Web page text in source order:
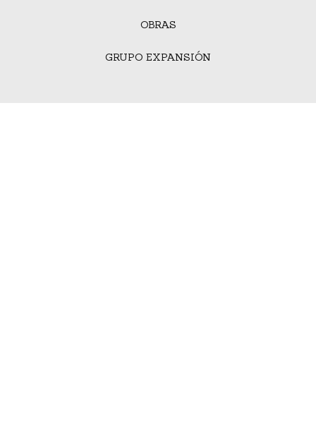
OBRAS
GRUPO EXPANSIÓN